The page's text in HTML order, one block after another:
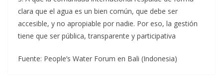
clara que el agua es un bien común, que debe ser
accesible, y no apropiable por nadie. Por eso, la gestión
tiene que ser pública, transparente y participativa
Fuente: People’s Water Forum en Bali (Indonesia)